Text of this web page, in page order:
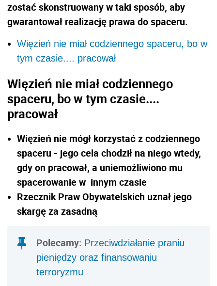
zostać skonstruowany w taki sposób, aby
gwarantował realizację prawa do spaceru.
Więzień nie miał codziennego spaceru, bo w
tym czasie.... pracował
Więzień nie miał codziennego
spaceru, bo w tym czasie....
pracował
Więzień nie mógł korzystać z codziennego
spaceru - jego cela chodził na niego wtedy,
gdy on pracował, a uniemożliwiono mu
spacerowanie w innym czasie
Rzecznik Praw Obywatelskich uznał jego
skargę za zasadną
Polecamy: Przeciwdziałanie praniu
pieniędzy oraz finansowaniu
terroryzmu